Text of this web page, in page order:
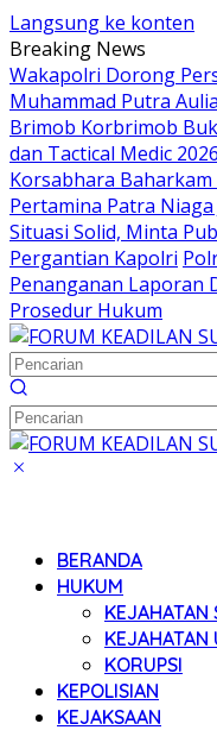
Langsung ke konten
Breaking News
Wakapolri Dorong
Muhammad Putra
Brimob Korbrimob
dan Tactical Medic 2026
Korsabhara
Pertamina Patra Niaga
Situasi Solid, Minta
Pergantian Kapolri
Penanganan Laporan
Prosedur Hukum
BERANDA
HUKUM
KEJAHATAN
KEJAHATAN
KORUPSI
KEPOLISIAN
KEJAKSAAN